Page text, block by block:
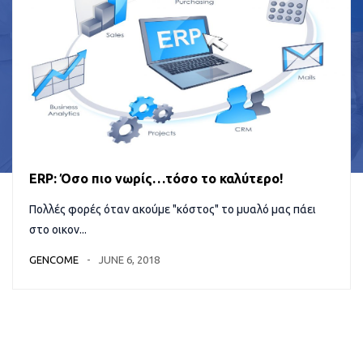
ERP: Όσο πιο νωρίς…τόσο το καλύτερο!
Πολλές φορές όταν ακούμε "κόστος" το μυαλό μας πάει
στο οικον...
GENCOME JUNE 6, 2018